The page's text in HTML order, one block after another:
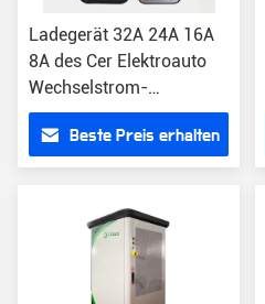
Ladegerät 32A 24A 16A
8A des Cer Elektroauto
Wechselstrom-
Ladegerät-7KW Auto-EV
justierbarBeste Preis erhalten